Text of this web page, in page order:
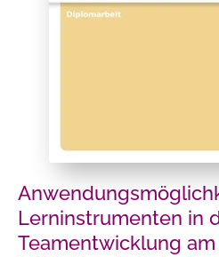
Lerninstrumenten in
Teamentwicklung